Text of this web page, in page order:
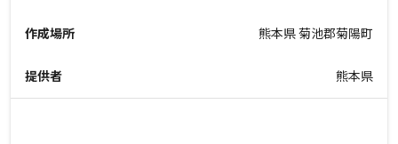
作成場所 熊本県 菊池郡菊陽町
提供者 熊本県